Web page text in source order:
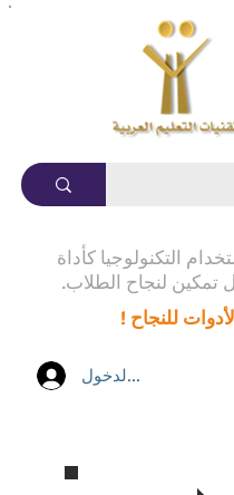
التكنولوجيا كأداة
تمكين لنجاح الطلاب.
للنجاح !
تسجيل الدخول
تابع